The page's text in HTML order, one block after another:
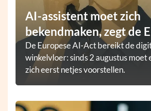
AI-assistent moet zich
bekendmaken, zegt de
De Europese AI-Act bereikt de
winkelvloer: sinds 2 augustus moet
zich eerst netjes voorstellen.